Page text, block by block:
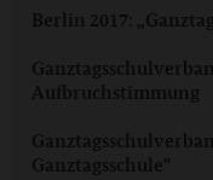
Berlin 2017:
Aufbruchstimmung
Ganztagsschule"